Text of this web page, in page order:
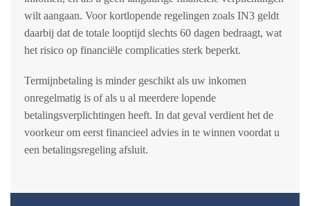
wilt aangaan. Voor kortlopende regelingen zoals IN3 geldt
daarbij dat de totale looptijd slechts 60 dagen bedraagt, wat
het risico op financiële complicaties sterk beperkt.
Termijnbetaling is minder geschikt als uw inkomen
onregelmatig is of als u al meerdere lopende
betalingsverplichtingen heeft. In dat geval verdient het de
voorkeur om eerst financieel advies in te winnen voordat u
een betalingsregeling afsluit.